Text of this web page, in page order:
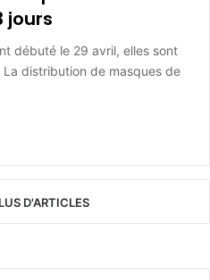
jours
débuté le 29 avril, elles sont
distribution de masques de
D'ARTICLES